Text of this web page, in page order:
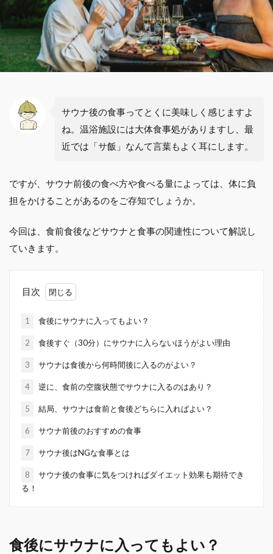
サウナ後の食事ってとくに美味しく感じますよ
ね。温浴施設には大体食事処がありますし、最
近では「サ飯」なんて言葉もよく耳にします。
ですが、サウナ前後の食べ方や食べる量によっては、体に負
担をかけることがあるのをご存知でしょうか。
今回は、食前食後などサウナと食事の関連性について解説し
ていきます。
目次
1 食後にサウナに入ってもよい？
2 食後すぐ（30分）にサウナに入らないほうがよい理由
3 サウナは食後から何時間後に入るのがよい？
4 逆に、食前の空腹状態でサウナに入るのはあり？
5 結局、サウナは食前と食後どちらに入ればよい？
6 サウナ前後のおすすめの食事
7 サウナ後はNGな食事とは
8
サウナ後の食事に気をつければダイエット効果も期待でき
る！
食後にサウナに入ってもよい？